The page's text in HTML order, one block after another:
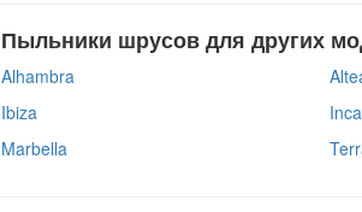
Пыльники шрусов для других
Alhambra
Ibiza
Inca
Marbella